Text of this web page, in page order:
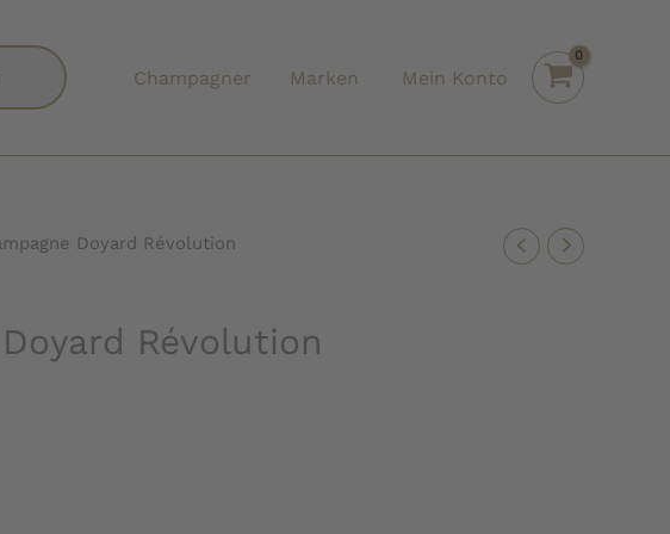
Champagner Marken Mein Konto
Doyard Révolution
Révolution